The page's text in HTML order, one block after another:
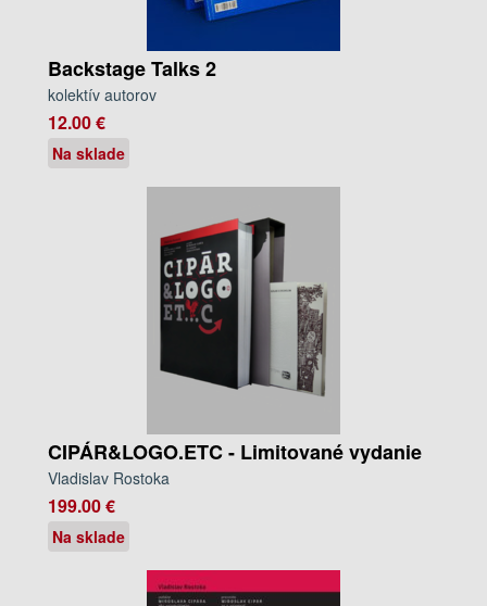
Backstage Talks 2
kolektív autorov
12.00 €
Na sklade
CIPÁR&LOGO.ETC - Limitované vydanie
Vladislav Rostoka
199.00 €
Na sklade